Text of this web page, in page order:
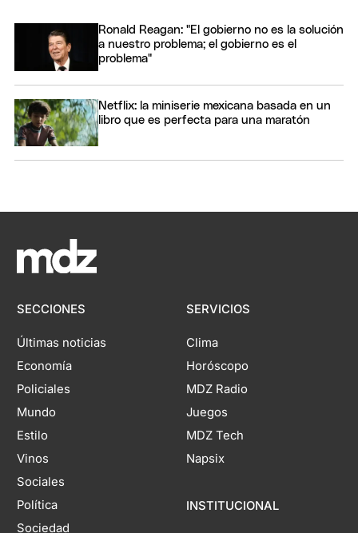
Ronald Reagan: "El gobierno no es la solución
a nuestro problema; el gobierno es el
problema"
Netflix: la miniserie mexicana basada en un
libro que es perfecta para una maratón
SECCIONES
Últimas noticias
Economía
Policiales
Mundo
Estilo
Vinos
Sociales
Política
Sociedad
SERVICIOS
Clima
Horóscopo
MDZ Radio
Juegos
MDZ Tech
Napsix
INSTITUCIONAL